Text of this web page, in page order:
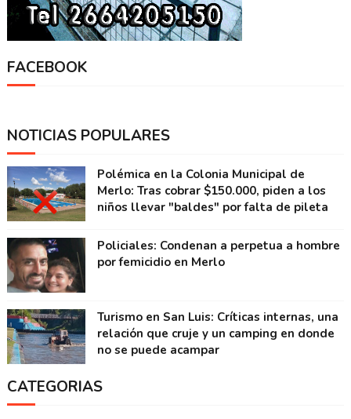
FACEBOOK
NOTICIAS POPULARES
Polémica en la Colonia Municipal de
Merlo: Tras cobrar $150.000, piden a los
niños llevar "baldes" por falta de pileta
Policiales: Condenan a perpetua a hombre
por femicidio en Merlo
Turismo en San Luis: Críticas internas, una
relación que cruje y un camping en donde
no se puede acampar
CATEGORIAS